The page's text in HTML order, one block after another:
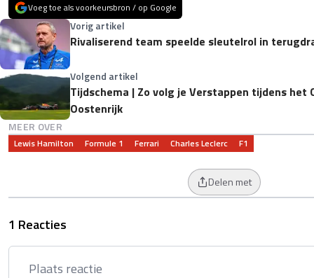
Voeg toe als voorkeursbron / op Google
Vorig artikel
Rivaliserend team speelde sleutelrol in
Volgend artikel
Tijdschema | Zo volg je Verstappen tijdens het
Oostenrijk
MEER OVER
Lewis Hamilton Formule 1 Ferrari Charles Leclerc F1
Delen met
1 Reacties